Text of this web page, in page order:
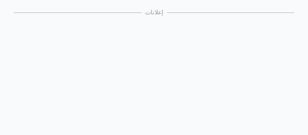
إعلانات